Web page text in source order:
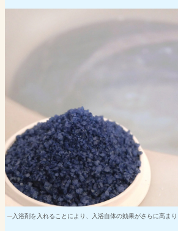
入浴剤を入れることにより、入浴自体の効果がさらに高ま